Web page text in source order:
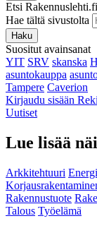
Etsi
Hae tältä sivustolta
Haku
Suositut avainsanat
YIT SRV skanska
asuntokauppa
Tampere Caverion
Kirjaudu sisään
Uutiset
Lue lisää
Arkkitehtuuri
Rakennustuote
Talous Työelämä